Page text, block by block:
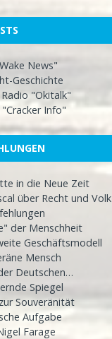
News"
Geschichte
"Okitalk"
Info"
in die Neue Zeit
über Recht und Volk
der Menschheit
Geschäftsmodell
Mensch
Deutschen…
Spiegel
Souveränität
Aufgabe
Farage